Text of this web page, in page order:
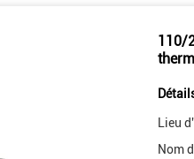
110/
Lieu
Nom